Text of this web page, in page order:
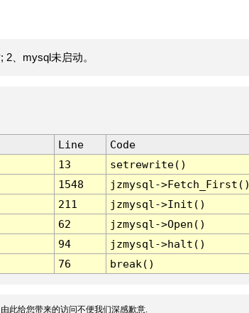
、mysql未启动。
Line
Code
13
setrewrite()
1548
jzmysql-
211
jzmysql->Init()
62
jzmysql->Open()
94
jzmysql->halt()
76 break()
此给您带来的访问不便我们深感歉意.